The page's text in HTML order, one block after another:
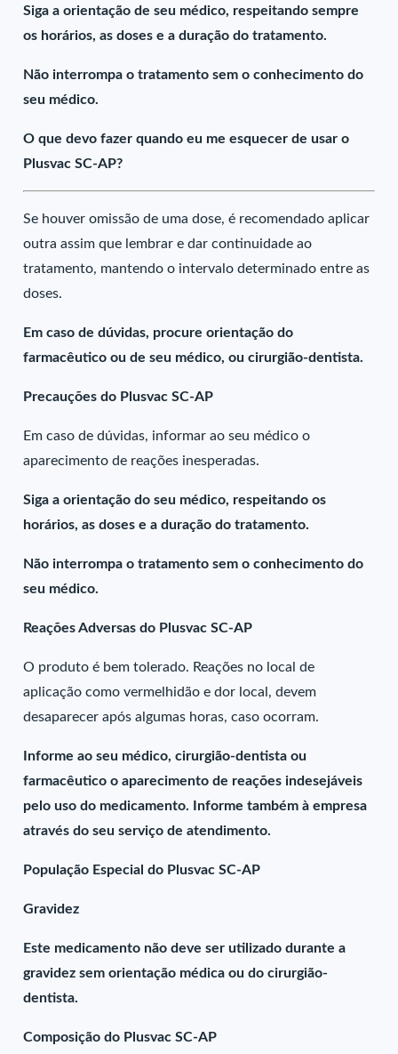
Siga a orientação de seu médico, respeitando sempre
os horários, as doses e a duração do tratamento.
Não interrompa o tratamento sem o conhecimento do
seu médico.
O que devo fazer quando eu me esquecer de usar o
Plusvac SC-AP?
Se houver omissão de uma dose, é recomendado aplicar
outra assim que lembrar e dar continuidade ao
tratamento, mantendo o intervalo determinado entre as
doses.
Em caso de dúvidas, procure orientação do
farmacêutico ou de seu médico, ou cirurgião-dentista.
Precauções do Plusvac SC-AP
Em caso de dúvidas, informar ao seu médico o
aparecimento de reações inesperadas.
Siga a orientação do seu médico, respeitando os
horários, as doses e a duração do tratamento.
Não interrompa o tratamento sem o conhecimento do
seu médico.
Reações Adversas do Plusvac SC-AP
O produto é bem tolerado. Reações no local de
aplicação como vermelhidão e dor local, devem
desaparecer após algumas horas, caso ocorram.
Informe ao seu médico, cirurgião-dentista ou
farmacêutico o aparecimento de reações indesejáveis
pelo uso do medicamento. Informe também à empresa
através do seu serviço de atendimento.
População Especial do Plusvac SC-AP
Gravidez
Este medicamento não deve ser utilizado durante a
gravidez sem orientação médica ou do cirurgião-
dentista.
Composição do Plusvac SC-AP